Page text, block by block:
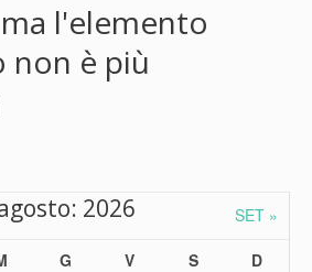
l'elemento
non è più
SET »
2026
G V S
D